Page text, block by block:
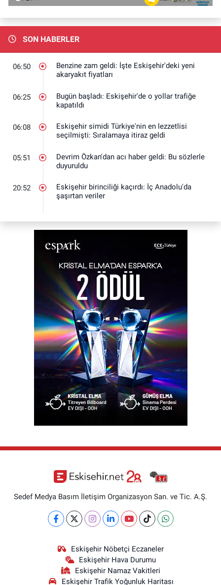
SON HABERLER
06:50
Benzine zam geldi: İşte Eskişehir'deki yeni
akaryakıt fiyatları
06:25
Bugün başladı: Eskişehir'de o yollar trafiğe
kapatıldı
06:08
Eskişehir simidi Türkiye'nin en lezzetlisi
seçilmişti: Sıralamaya itiraz geldi
05:51
Devrim Özkan'dan acı haber geldi: Bu sözlerle
duyuruldu
20:52
Eskişehir birinciliği kaçırdı: İç Anadolu'da
şaşırtan veriler
Sedef Medya Basım İletişim Organizasyon San. ve Tic. A.Ş.
Eskişehir Nöbetçi Eczaneler
Eskişehir Hava Durumu
Eskişehir Namaz Vakitleri
Eskişehir Trafik Yoğunluk Haritası